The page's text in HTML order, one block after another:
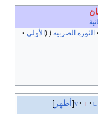
الثورة الصربية
الأولى
أظهر v t e